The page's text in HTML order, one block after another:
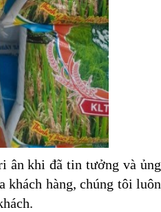
ân khi đã tin tưởng và ủng
hàng, chúng tôi luôn